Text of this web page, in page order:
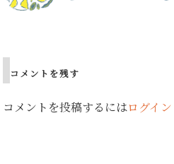
コメントを残す
コメントを投稿するにはログイン